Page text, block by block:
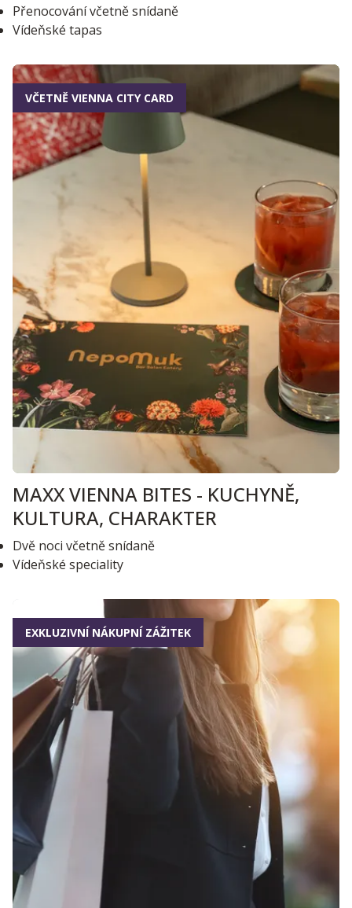
Přenocování včetně snídaně
Vídeňské tapas
VČETNĚ VIENNA CITY CARD
MAXX VIENNA BITES - KUCHYNĚ,
KULTURA, CHARAKTER
Dvě noci včetně snídaně
Vídeňské speciality
EXKLUZIVNÍ NÁKUPNÍ ZÁŽITEK